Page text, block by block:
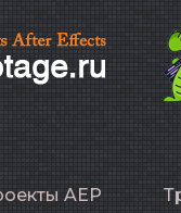
AEP